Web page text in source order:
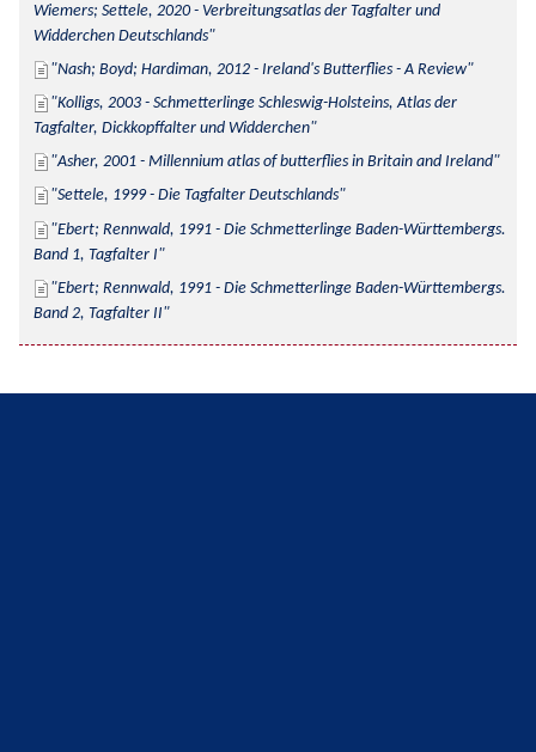
Wiemers; Settele, 2020 - Verbreitungsatlas der Tagfalter und
Widderchen Deutschlands
Nash; Boyd; Hardiman, 2012 - Ireland's Butterflies - A Review
Kolligs, 2003 - Schmetterlinge Schleswig-Holsteins, Atlas der
Tagfalter, Dickkopffalter und Widderchen
Asher, 2001 - Millennium atlas of butterflies in Britain and Ireland
Settele, 1999 - Die Tagfalter Deutschlands
Ebert; Rennwald, 1991 - Die Schmetterlinge Baden-Württembergs.
Band 1, Tagfalter I
Ebert; Rennwald, 1991 - Die Schmetterlinge Baden-Württembergs.
Band 2, Tagfalter II